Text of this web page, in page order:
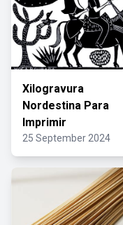
Xilogravura
Nordestina Para
Imprimir
25 September 2024